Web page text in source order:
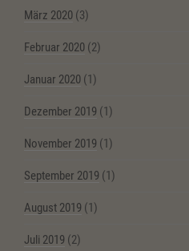
März 2020 (3)
Februar 2020 (2)
Januar 2020 (1)
Dezember 2019 (1)
November 2019 (1)
September 2019 (1)
August 2019 (1)
Juli 2019 (2)